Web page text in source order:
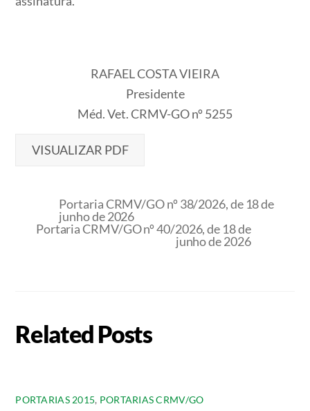
RAFAEL COSTA VIEIRA
Presidente
Méd. Vet. CRMV-GO nº 5255
VISUALIZAR PDF
Portaria CRMV/GO nº 38/2026, de 18 de
junho de 2026
Portaria CRMV/GO nº 40/2026, de 18 de
junho de 2026
Related Posts
PORTARIAS 2015, PORTARIAS CRMV/GO